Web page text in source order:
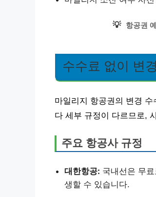
💡 항공권
수수료 없이 변
마일리지 항공권의 변경
다 세부 규정이 다르므로,
주요 항공사 규정
대한항공: 국내선은 무
생할 수 있습니다.